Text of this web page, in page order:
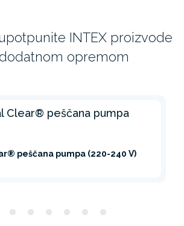
INTEX proizvode
opremom
peščana pumpa (220-240 V)